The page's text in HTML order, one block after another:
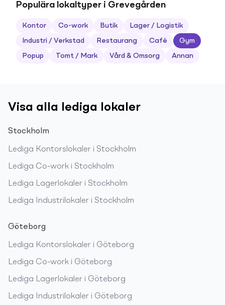
Populära lokaltyper i Grevegården
Kontor Co-work Butik Lager / Logistik
Industri / Verkstad Restaurang Café Gym
Popup Tomt / Mark Vård & Omsorg Annan
Visa alla lediga lokaler
Stockholm
Lediga Kontorslokaler i Stockholm
Lediga Co-work i Stockholm
Lediga Lagerlokaler i Stockholm
Lediga Industrilokaler i Stockholm
Göteborg
Lediga Kontorslokaler i Göteborg
Lediga Co-work i Göteborg
Lediga Lagerlokaler i Göteborg
Lediga Industrilokaler i Göteborg